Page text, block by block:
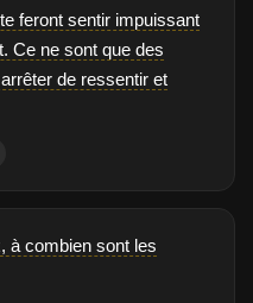
feront sentir impuissant
Ce ne sont que des
de ressentir et
à combien sont les